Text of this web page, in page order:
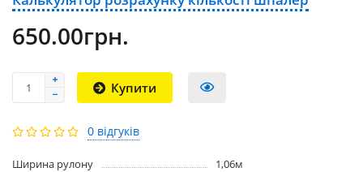
650.00грн.
Купити
0 відгуків
Ширина рулону
1,06м